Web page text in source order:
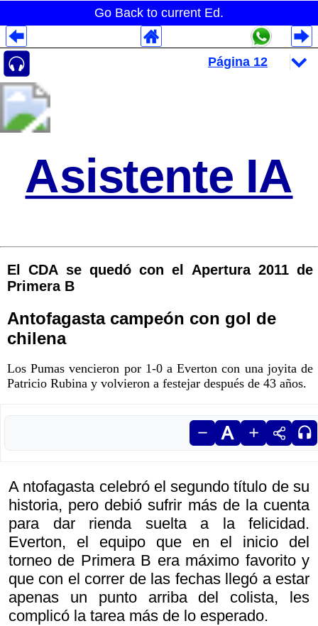
Go Back to current Ed.
Asistente IA
El CDA se quedó con el Apertura 2011 de
Primera B
Antofagasta campeón con gol de
chilena
Los Pumas vencieron por 1-0 a Everton con una joyita de
Patricio Rubina y volvieron a festejar después de 43 años.
A ntofagasta celebró el segundo título de su
historia, pero debió sufrir más de la cuenta
para dar rienda suelta a la felicidad.
Everton, el equipo que en el inicio del
torneo de Primera B era máximo favorito y
que con el correr de las fechas llegó a estar
apenas un punto arriba del colista, les
complicó la tarea más de lo esperado.
Despliegues Analytics
Despliegues Totales
Despliegues por Rubros